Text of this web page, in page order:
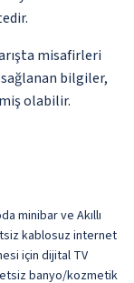
misafirleri
bilgiler,
olabilir.
minibar ve Akıllı
kablosuz internet
için dijital TV
banyo/kozmetik